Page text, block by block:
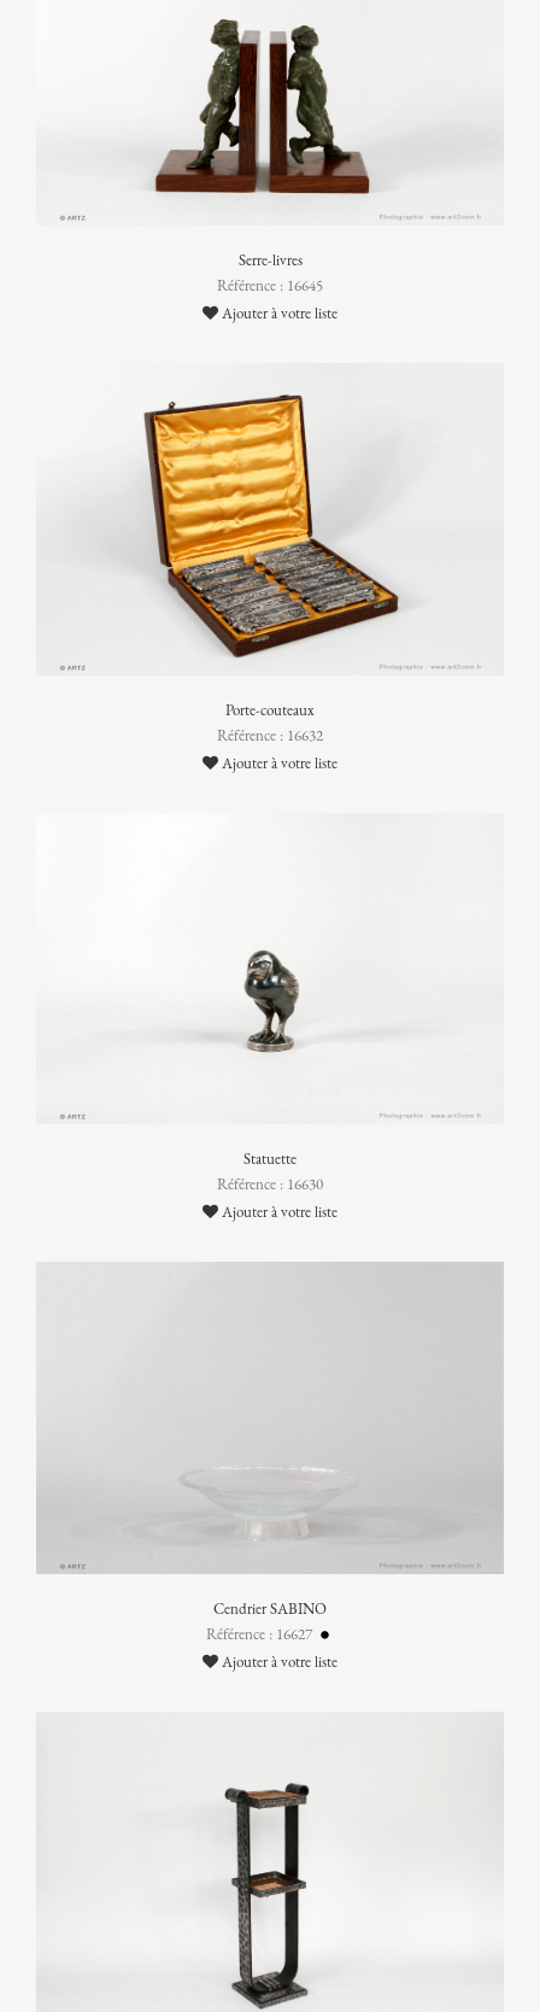
Serre-livres
Référence : 16645
Ajouter à votre liste
Porte-couteaux
Référence : 16632
Ajouter à votre liste
Statuette
Référence : 16630
Ajouter à votre liste
Cendrier SABINO
Référence : 16627
Ajouter à votre liste